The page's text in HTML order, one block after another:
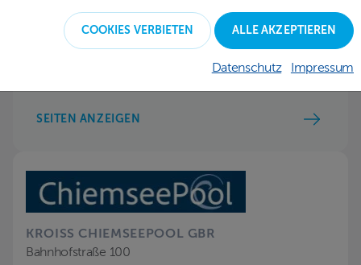
info@poolunion.de
+49 621 877 533 99
SEITEN ANZEIGEN
KROISS CHIEMSEEPOOL GBR
Bahnhofstraße 100
COOKIES VERBIETEN ALLE AKZEPTIEREN
Datenschutz Impressum